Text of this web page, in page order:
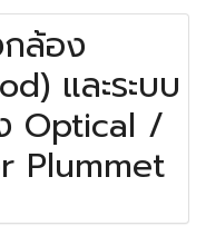
ล้อง
และระบบ
Optical /
Plummet